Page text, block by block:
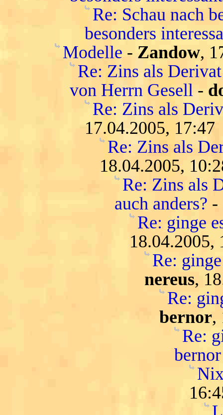
Re: Schau nach
besonders
Modelle - Zandow,
Re: Zins als
von Herrn Gesell -
Re: Zins als
17.04.2005, 17:47
Re: Zins als
18.04.2005,
Re: Zins als
auch anders? -
Re: ginge
18.04.2005,
Re:
nereus,
Re:
bernor,
Re:
bernor